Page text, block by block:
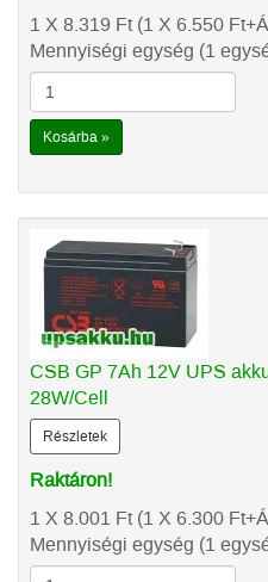
1 X 8.319 Ft(1 X 6.550 Ft
Mennyiségi egység (1
Kosárba »
CSB GP 7Ah 12V UPS
28W/Cell
Részletek
Raktáron!
1 X 8.001 Ft(1 X 6.300 Ft
Mennyiségi egység (1